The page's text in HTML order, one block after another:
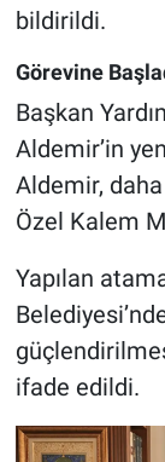
bildirildi.
Görevine
Başkan
Aldemir’in
Aldemir,
Özel Kalem
Yapılan
ifade edildi.
Genel
Asayiş
Kültür -
Politika
Magazin
Çevre
Haberde